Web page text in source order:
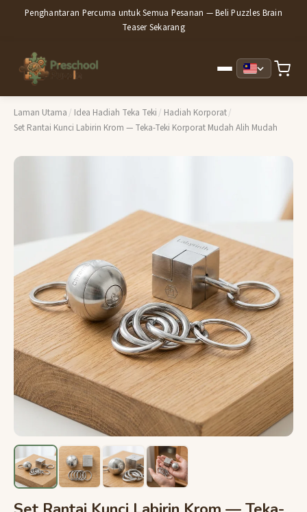
Penghantaran Percuma untuk Semua Pesanan — Beli Puzzles Brain
Teaser Sekarang
Laman Utama / Idea Hadiah Teka Teki / Hadiah Korporat/
Set Rantai Kunci Labirin Krom — Teka-Teki Korporat Mudah Alih Mudah